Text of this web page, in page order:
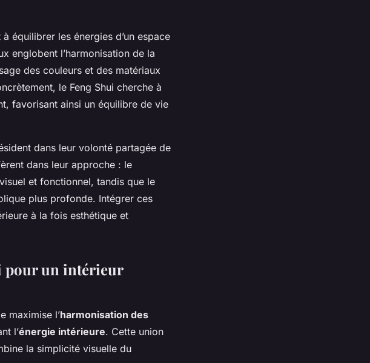
équilibrer les énergies d’un espace
englobent l’harmonisation de la
des couleurs et des matériaux
le Feng Shui cherche à
favorisant ainsi un équilibre de vie
dans leur volonté partagée de
dans leur approche : le
et fonctionnel, tandis que le
plus profonde. Intégrer ces
à la fois esthétique et
pour un intérieur
maximise l’harmonisation des
l’énergie intérieure. Cette union
la simplicité visuelle du